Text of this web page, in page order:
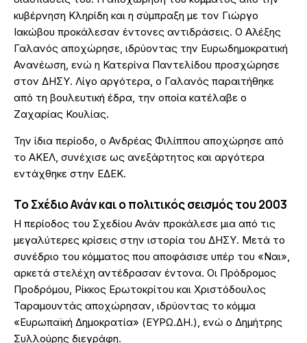
κυβέρνηση Κληρίδη και η σύμπραξη με τον Γιώργο
Ιακώβου προκάλεσαν έντονες αντιδράσεις. Ο Αλέξης
Γαλανός αποχώρησε, ιδρύοντας την Ευρωδημοκρατική
Ανανέωση, ενώ η Κατερίνα Παντελίδου προσχώρησε
στον ΔΗΣΥ. Λίγο αργότερα, ο Γαλανός παραιτήθηκε
από τη βουλευτική έδρα, την οποία κατέλαβε ο
Ζαχαρίας Κουλίας.
Την ίδια περίοδο, ο Ανδρέας Φιλίππου αποχώρησε από
το ΑΚΕΛ, συνέχισε ως ανεξάρτητος και αργότερα
εντάχθηκε στην ΕΔΕΚ.
Το Σχέδιο Ανάν και ο πολιτικός σεισμός του 2003
Η περίοδος του Σχεδίου Ανάν προκάλεσε μια από τις
μεγαλύτερες κρίσεις στην ιστορία του ΔΗΣΥ. Μετά το
συνέδριο του κόμματος που αποφάσισε υπέρ του «Ναι»,
αρκετά στελέχη αντέδρασαν έντονα. Οι Πρόδρομος
Προδρόμου, Ρίκκος Ερωτοκρίτου και Χριστόδουλος
Ταραμουντάς αποχώρησαν, ιδρύοντας το κόμμα
«Ευρωπαϊκή Δημοκρατία» (ΕΥΡΩ.ΔΗ.), ενώ ο Δημήτρης
Συλλούρης διεγράφη.